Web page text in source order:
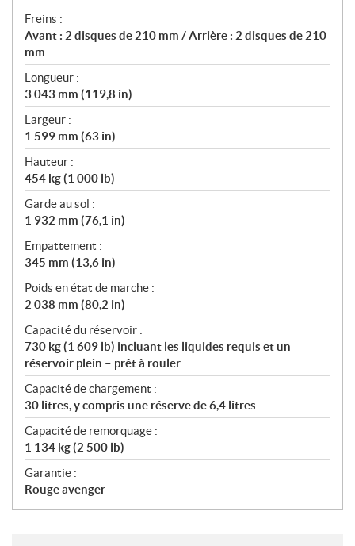
Freins :
Avant : 2 disques de 210 mm / Arrière : 2 disques de 210
mm
Longueur :
3 043 mm (119,8 in)
Largeur :
1 599 mm (63 in)
Hauteur :
454 kg (1 000 lb)
Garde au sol :
1 932 mm (76,1 in)
Empattement :
345 mm (13,6 in)
Poids en état de marche :
2 038 mm (80,2 in)
Capacité du réservoir :
730 kg (1 609 lb) incluant les liquides requis et un
réservoir plein – prêt à rouler
Capacité de chargement :
30 litres, y compris une réserve de 6,4 litres
Capacité de remorquage :
1 134 kg (2 500 lb)
Garantie :
Rouge avenger